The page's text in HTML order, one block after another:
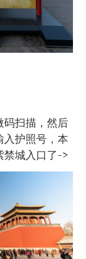
码扫描，然后
护照号，本
禁城入口了->